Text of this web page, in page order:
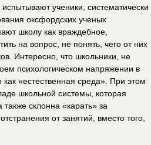
ученики, систематически
оксфордских ученых
школу как враждебное,
на вопрос, не понять, чего от них
Интересно, что школьники, не
психологическом напряжении в
«естественная среда». При этом
школьной системы, которая
склонна «карать» за
от занятий, вместо того,